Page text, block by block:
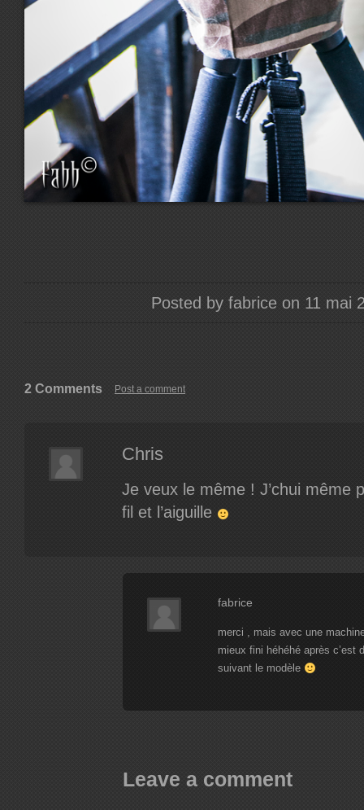
Posted by fabrice on 11 mai
2 Comments Post a comment
Chris
Je veux le même ! J’chui même
fil et l’aiguille
fabrice
merci , mais avec une
mieux fini héhéhé après c’est
suivant le modèle
Leave a comment